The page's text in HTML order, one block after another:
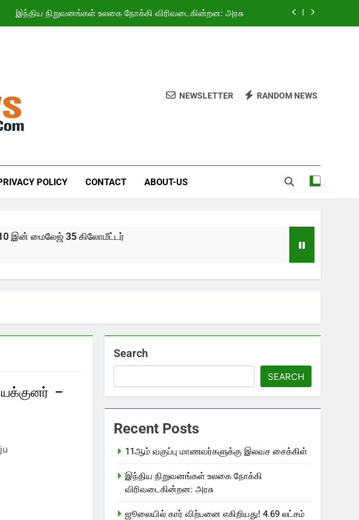
இந்திய நிறுவனங்கள் உலகை நோக்கி விரிவடைகின்றன: அரசு
11ஆம் வகுப்பு மாணவர்களுக்கு இலவச சைக்கிள்
இந்திய நிறுவனங்கள் உலகை நோக்கி விரிவடைகின்றன: அரசு
NEWSLETTER RANDOM NEWS
POLICY CONTACT ABOUT-US
இன் மைலேஜ் 35 கிலோமீட்டர்
–
Search
SEARCH
Recent Posts
11ஆம் வகுப்பு மாணவர்களுக்கு இலவச சைக்கிள்
இந்திய நிறுவனங்கள் உலகை நோக்கி
விரிவடைகின்றன: அரசு
ஜூலையில் கார் விற்பனை எகிறியது! 4.69 லட்சம்